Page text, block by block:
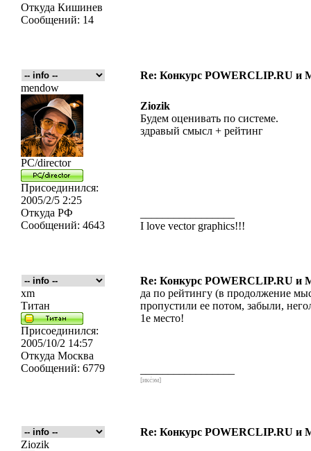
Откуда Кишинев
Сообщений: 14
Re: Конкурс POWERCLIP.RU и
mendow
PC/director
Присоединился:
2005/2/5 2:25
Откуда РФ
Сообщений: 4643
Ziozik
Будем оценивать по системе.
здравый смысл + рейтинг
I love vector graphics!!!
Re: Конкурс POWERCLIP.RU и
xm
Титан
Присоединился:
2005/10/2 14:57
Откуда Москва
Сообщений: 6779
да по рейтингу (в продолжение
пропустили ее потом, забыли,
1е место!
[икс́эм]
Re: Конкурс POWERCLIP.RU и
Ziozik